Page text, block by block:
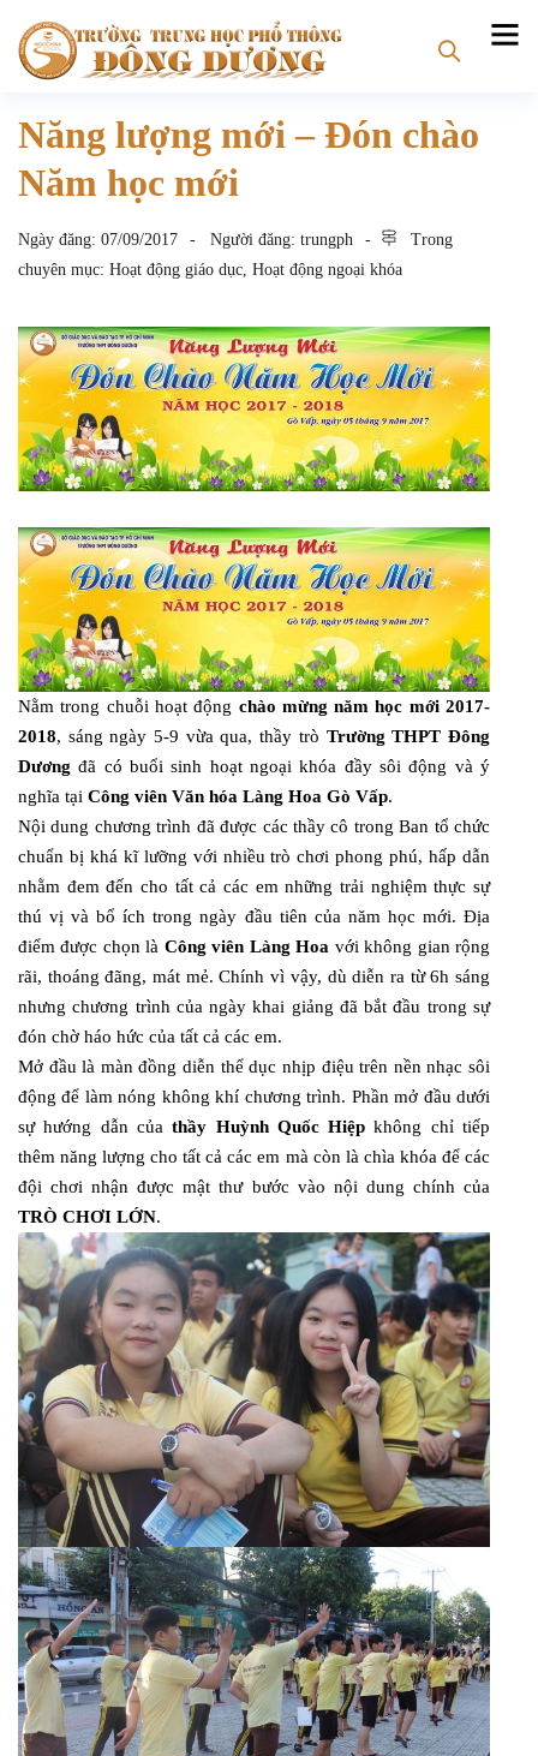
Năng lượng mới – Đón chào
Năm học mới
Ngày đăng: 07/09/2017 Người đăng: trungph
Trong
chuyên mục: Hoạt động giáo dục, Hoạt động ngoại khóa
Nằm trong chuỗi hoạt động chào mừng năm học mới 2017-
2018, sáng ngày 5-9 vừa qua, thầy trò Trường THPT Đông
Dương đã có buổi sinh hoạt ngoại khóa đầy sôi động và ý
nghĩa tại Công viên Văn hóa Làng Hoa Gò Vấp.
Nội dung chương trình đã được các thầy cô trong Ban tổ chức
chuẩn bị khá kĩ lưỡng với nhiều trò chơi phong phú, hấp dẫn
nhằm đem đến cho tất cả các em những trải nghiệm thực sự
thú vị và bổ ích trong ngày đầu tiên của năm học mới. Địa
điểm được chọn là Công viên Làng Hoa với không gian rộng
rãi, thoáng đãng, mát mẻ. Chính vì vậy, dù diễn ra từ 6h sáng
nhưng chương trình của ngày khai giảng đã bắt đầu trong sự
đón chờ háo hức của tất cả các em.
Mở đầu là màn đồng diễn thể dục nhịp điệu trên nền nhạc sôi
động để làm nóng không khí chương trình. Phần mở đầu dưới
sự hướng dẫn củathầy Huỳnh Quốc Hiệp không chỉ tiếp
thêm năng lượng cho tất cả các em mà còn là chìa khóa để các
đội chơi nhận được mật thư bước vào nội dung chính của
TRÒ CHƠI LỚN.